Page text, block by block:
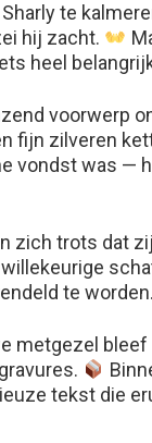
te
hij zacht.
heel
voorwerp
fijn zilveren
vondst was —
zich trots dat
te worden.
metgezel bleef
tekst die